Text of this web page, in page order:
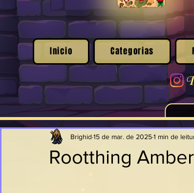
Inicio Categorias
Rootthing
Brighid 15 de mar. de 20251 min de